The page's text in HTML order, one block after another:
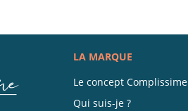
LA MARQUE
Le concept Complissime
Qui suis-je ?